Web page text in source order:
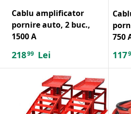
Cablu amplificator
pornire auto, 2 buc.,
1500 A
21899 Lei
750
117